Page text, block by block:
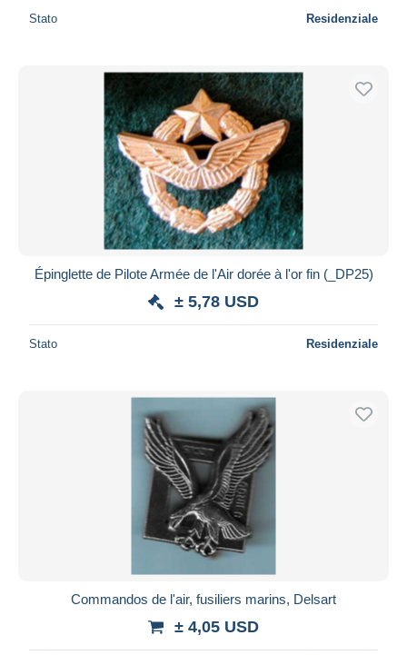
Stato Residenziale
Épinglette de Pilote Armée de l'Air dorée à l'or fin (_DP25)
± 5,78 USD
Stato Residenziale
Commandos de l'air, fusiliers marins, Delsart
± 4,05 USD